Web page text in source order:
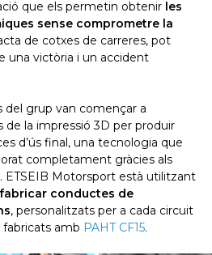
que els permetin obtenir les
sense comprometre la
de cotxes de carreres, pot
una victòria i un accident
del grup van començar a
de la impressió 3D per produir
d’ús final, una tecnologia que
completament gràcies als
ETSEIB Motorsport està utilitzant
fabricar conductes de
, personalitzats per a cada circuit
amb PAHT CF15.